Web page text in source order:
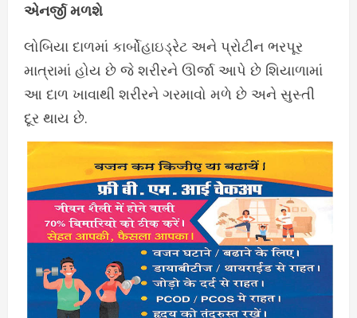
એનર્જી મળશે
લોબિયા દાળમાં કાર્બોહાઇડ્રેટ અને પ્રોટીન ભરપૂર
માત્રામાં હોય છે જે શરીરને ઊર્જા આપે છે શિયાળામાં
આ દાળ ખાવાથી શરીરને ગરમાવો મળે છે અને સુસ્તી
દૂર થાય છે.